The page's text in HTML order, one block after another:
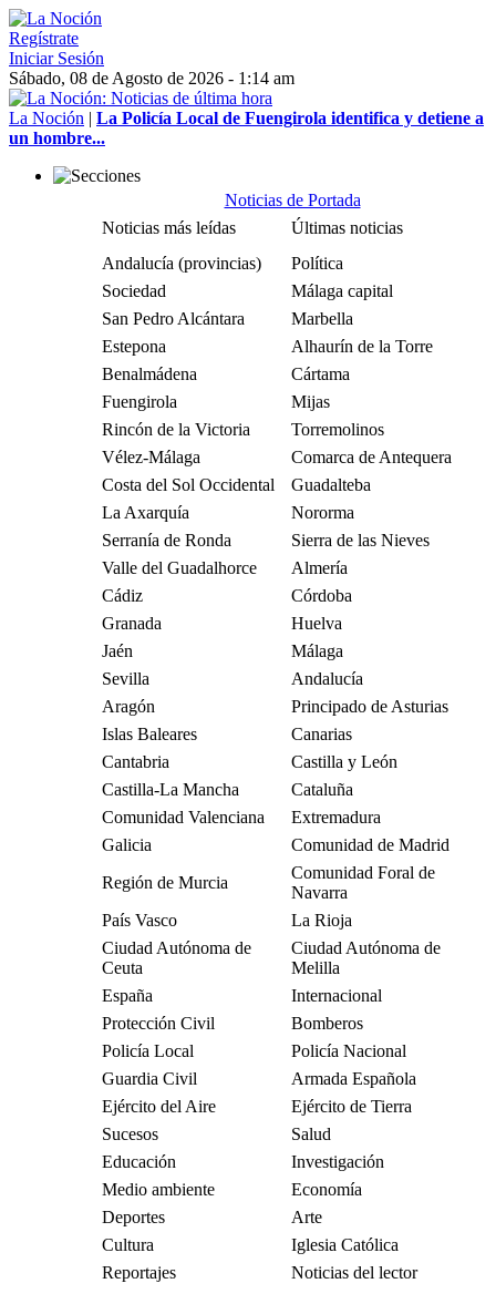
Regístrate
Iniciar Sesión
Sábado, 08 de Agosto de 2026 - 1:14 am
La Noción | La Policía Local de Fuengirola identifica y detiene a
un hombre...
Noticias de Portada
Noticias más leídas
Últimas noticias
Andalucía (provincias)
Política
Sociedad
Málaga capital
San Pedro Alcántara
Marbella
Estepona
Alhaurín de la Torre
Benalmádena
Cártama
Fuengirola
Mijas
Rincón de la Victoria
Torremolinos
Vélez-Málaga
Comarca de Antequera
Costa del Sol Occidental
Guadalteba
La Axarquía
Nororma
Serranía de Ronda
Sierra de las Nieves
Valle del Guadalhorce
Almería
Cádiz
Córdoba
Granada
Huelva
Jaén
Málaga
Sevilla
Andalucía
Aragón
Principado de Asturias
Islas Baleares
Canarias
Cantabria
Castilla y León
Castilla-La Mancha
Cataluña
Comunidad Valenciana
Extremadura
Galicia
Comunidad de Madrid
Región de Murcia
Comunidad Foral de
Navarra
País Vasco
La Rioja
Ciudad Autónoma de
Ceuta
Ciudad Autónoma de
Melilla
España
Internacional
Protección Civil
Bomberos
Policía Local
Policía Nacional
Guardia Civil
Armada Española
Ejército del Aire
Ejército de Tierra
Sucesos
Salud
Educación
Investigación
Medio ambiente
Economía
Deportes
Arte
Cultura
Iglesia Católica
Reportajes
Noticias del lector